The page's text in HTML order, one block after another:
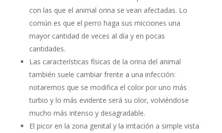
con las que el animal orina se vean afectadas. Lo
común es que el perro haga sus micciones una
mayor cantidad de veces al día y en pocas
cantidades.
Las características físicas de la orina del animal
también suele cambiar frente a una infección:
notaremos que se modifica el color por uno más
turbio y lo más evidente será su olor, volviéndose
mucho más intenso y desagradable.
El picor en la zona genital y la irritación a simple vista